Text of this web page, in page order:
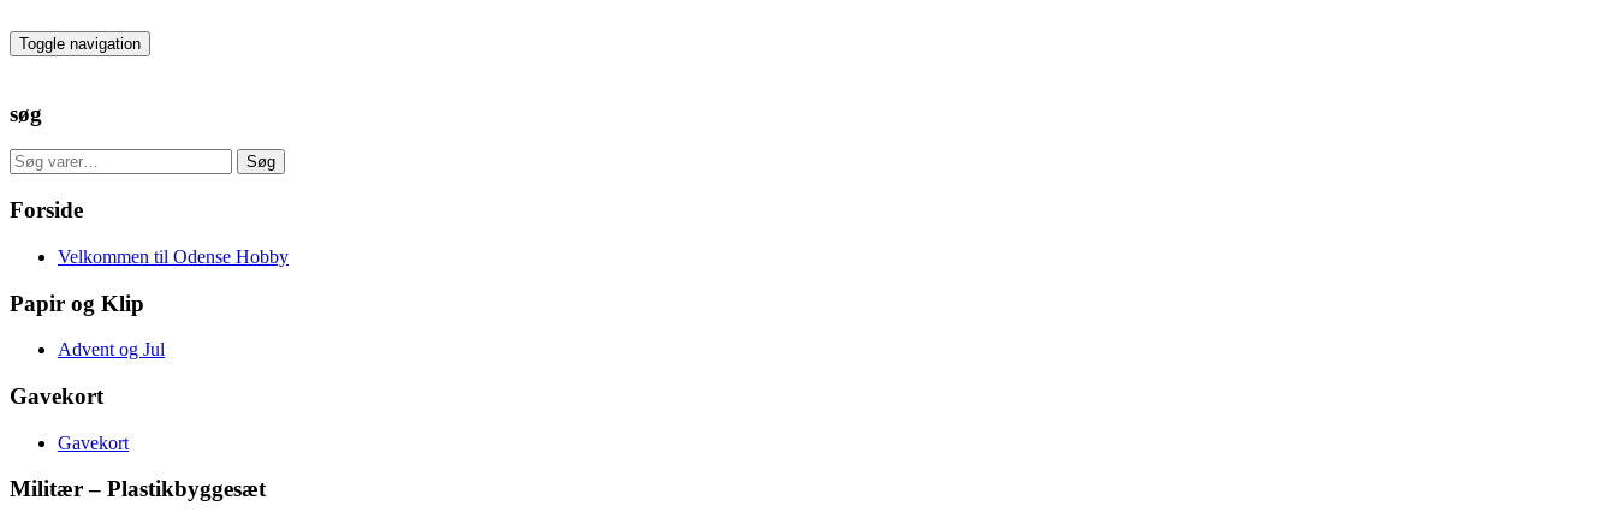
to
the
Toggle navigation
søg
Søg
efter:
Søg
Forside
Velkommen til Odense Hobby
Papir og Klip
Advent og Jul
Gavekort
Gavekort
Militær – Plastikbyggesæt